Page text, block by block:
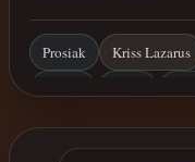
Prosiak Kriss Lazarus